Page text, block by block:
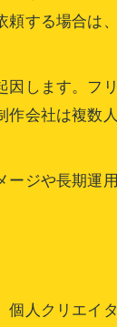
する場合は
します。フ
会社は複数
ジや長期運
人クリエイ